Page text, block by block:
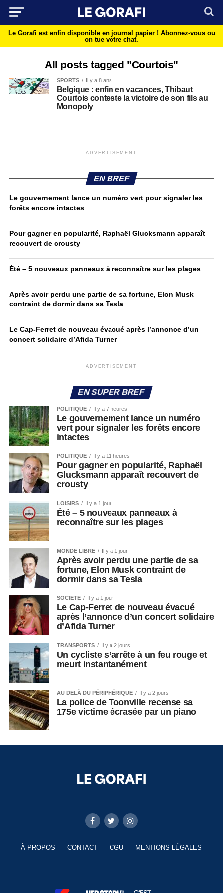
Le Gorafi est enfin disponible en journal papier ! Abonnez-vous ou
on tue votre chat.
All posts tagged "Courtois"
SPORTS Il y a 8 ans
Belgique : enfin en vacances, Thibaut
Courtois conteste la victoire de son fils au
Monopoly
ADVERTISEMENT
EN BREF
Le gouvernement lance un numéro vert pour signaler les
forêts encore intactes
Pour gagner en popularité, Raphaël Glucksmann apparaît
recouvert de crousty
Été – 5 nouveaux panneaux à reconnaître sur les plages
Après avoir perdu une partie de sa fortune, Elon Musk
contraint de dormir dans sa Tesla
Le Cap-Ferret de nouveau évacué après l’annonce d’un
concert solidaire d’Afida Turner
ADVERTISEMENT
EN SUPER BREF
POLITIQUE Il y a 7 heures
Le gouvernement lance un numéro
vert pour signaler les forêts encore
intactes
POLITIQUE Il y a 11 heures
Pour gagner en popularité, Raphaël
Glucksmann apparaît recouvert de
crousty
LOISIRS Il y a 1 jour
Été – 5 nouveaux panneaux à
reconnaître sur les plages
MONDE LIBRE Il y a 1 jour
Après avoir perdu une partie de sa
fortune, Elon Musk contraint de
dormir dans sa Tesla
SOCIÉTÉ Il y a 1 jour
Le Cap-Ferret de nouveau évacué
après l’annonce d’un concert solidaire
d’Afida Turner
TRANSPORTS Il y a 2 jours
Un cycliste s’arrête à un feu rouge et
meurt instantanément
AU DELÀ DU PÉRIPHÉRIQUE Il y a 2 jours
La police de Toonville recense sa
175e victime écrasée par un piano
À PROPOS CONTACT CGU MENTIONS LÉGALES